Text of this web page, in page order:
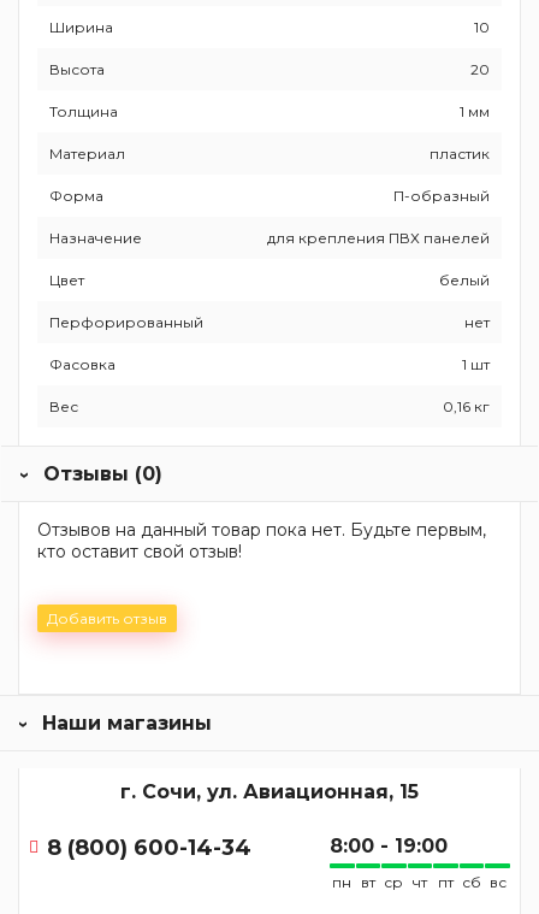
Ширина 10
Высота 20
Толщина 1 мм
Материал пластик
Форма П-образный
Назначение для крепления ПВХ панелей
Цвет белый
Перфорированный нет
Фасовка 1 шт
Вес 0,16 кг
Отзывы (0)
Отзывов на данный товар пока нет. Будьте первым,
кто оставит свой отзыв!
Добавить отзыв
Наши магазины
г. Сочи, ул. Авиационная, 15
8 (800) 600-14-34 8:00 - 19:00
пн вт ср чт пт сб вс